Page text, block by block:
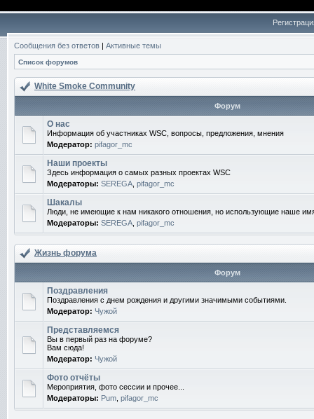
Сообщения без ответов | Активные темы
Список форумов
White Smoke Community
Форум
О нас
Информация об участниках WSC, вопросы, предложения, мнения
Модератор: pifagor_mc
Наши проекты
Здесь информация о самых разных проектах WSC
Модераторы: SEREGA pifagor_mc
Шакалы
Люди, не имеющие к нам никакого отношения, но использующие наше
Модераторы: SEREGA pifagor_mc
Жизнь форума
Форум
Поздравления
Поздравления с днем рождения и другими значимыми событиями.
Модератор: Чужой
Представляемся
Вы в первый раз на форуме?
Вам сюда!
Модератор: Чужой
Фото отчёты
Мероприятия, фото сессии и прочее...
Модераторы: Pum pifagor_mc